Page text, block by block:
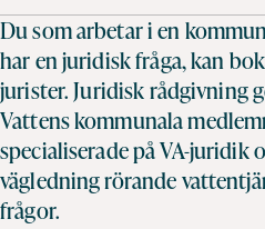
Du som arbetar i en
har en juridisk fråga, kan
jurister. Juridisk rådgivning
Vattens kommunala
specialiserade på VA-juridik
vägledning rörande
frågor.